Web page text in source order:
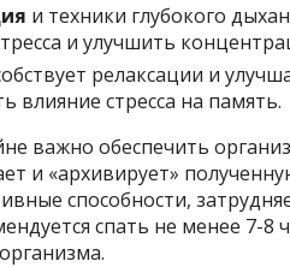
и техники глубокого
и улучшить
релаксации и
влияние стресса на память.
важно обеспечить
и «архивирует»
способности,
спать не менее 7-8